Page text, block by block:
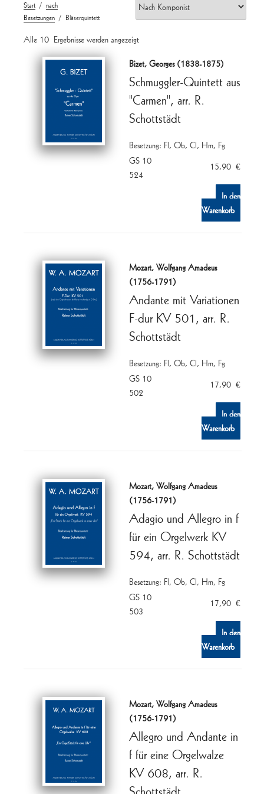
Start / nach
Besetzungen / Bläserquintett
Alle 10 Ergebnisse werden angezeigt
Bizet, Georges (1838-1875)
Schmuggler-Quintett aus
"Carmen", arr. R.
Schottstädt
Besetzung: Fl, Ob, Cl, Hrn, Fg
GS 10
524
15,90 €
In den
Warenkorb
Mozart, Wolfgang Amadeus
(1756-1791)
Andante mit Variationen
F-dur KV 501, arr. R.
Schottstädt
Besetzung: Fl, Ob, Cl, Hrn, Fg
GS 10
502
17,90 €
In den
Warenkorb
Mozart, Wolfgang Amadeus
(1756-1791)
Adagio und Allegro in f
für ein Orgelwerk KV
594, arr. R. Schottstädt
Besetzung: Fl, Ob, Cl, Hrn, Fg
GS 10
503
17,90 €
In den
Warenkorb
Mozart, Wolfgang Amadeus
(1756-1791)
Allegro und Andante in
f für eine Orgelwalze
KV 608, arr. R.